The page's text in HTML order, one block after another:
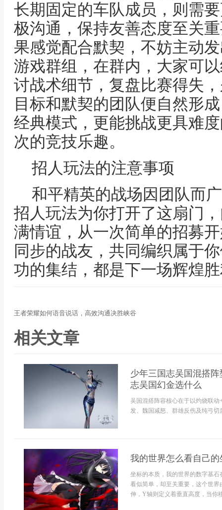
长期固定的车队成员，则需
极沟通，保持友善态度至关
果感觉配合默契，不妨主动
游戏群组，在群内，大家可
讨战术细节，复盘比赛得失
目标和默契的团队便自然形
经典模式，更能挑战更具难
次的竞技乐趣。
招人玩法的注意事项
和平精英的战场因团队而
招人玩法为你打开了这扇门
满情谊，从一次简单的招募
同步的战友，共同编织属于
功的集结，都是下一场辉煌
王者荣耀如何语音说话，高效沟通决胜峡谷
相关文章
少年三国志吴国混搭
志吴国幻金选什么
吴国混搭阵容核心在于以灼烧联
发、魏国减怒、群雄反伤及纯弓
我的世界怎么看自己
坐标的本质，我的世界的数字基
看似简单，却至关重要，这个世
伸，Y轴则定义着垂直高度，当你